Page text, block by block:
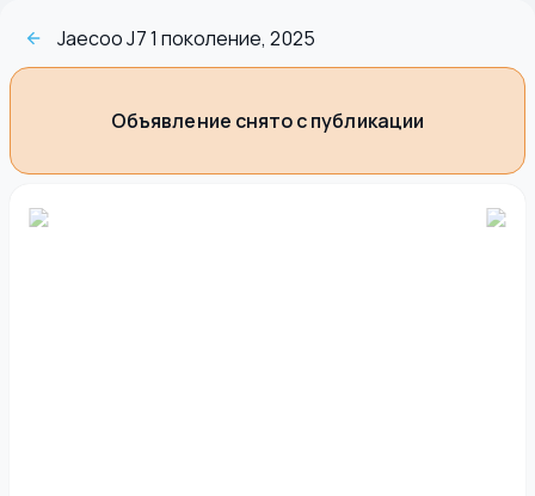
Jaecoo J7 1 поколение, 2025
Объявление снято с публикации